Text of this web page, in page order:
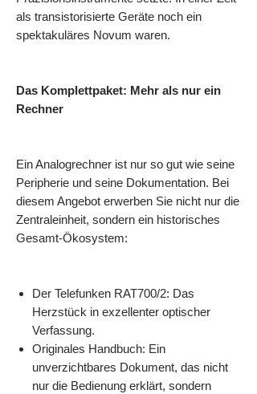
als transistorisierte Geräte noch ein
spektakuläres Novum waren.
Das Komplettpaket: Mehr als nur ein
Rechner
Ein Analogrechner ist nur so gut wie seine
Peripherie und seine Dokumentation. Bei
diesem Angebot erwerben Sie nicht nur die
Zentraleinheit, sondern ein historisches
Gesamt-Ökosystem:
Der Telefunken RAT700/2: Das
Herzstück in exzellenter optischer
Verfassung.
Originales Handbuch: Ein
unverzichtbares Dokument, das nicht
nur die Bedienung erklärt, sondern